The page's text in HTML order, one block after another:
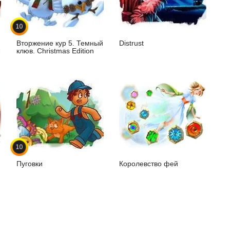
10
Вторжение кур 5. Темный
клюв. Christmas Edition
Distrust
10
Пуговки Королевство фей